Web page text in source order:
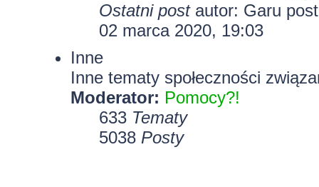
Ostatni postautor: Garu
02 marca 2020, 19:03
Inne
Inne tematy społeczności
Moderator: Pomocy?!
633 Tematy
5038 Posty